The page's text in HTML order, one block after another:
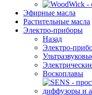
Эфирные масла
Растительные масла
Электро-приборы
Назад
Электро-
Воскоплавы